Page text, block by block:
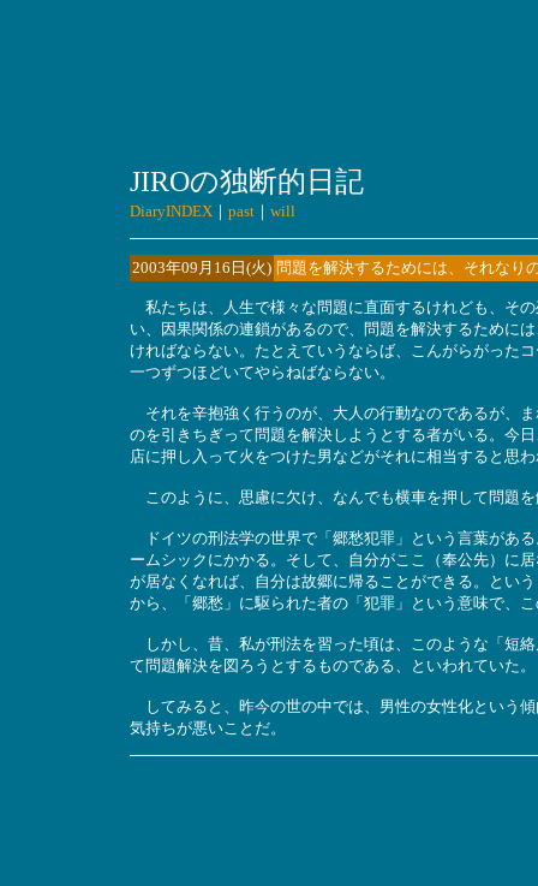
JIROの独断的日記
DiaryINDEX｜ past｜ will
2003年09月16日(火) 問題を解決するためには、それなり
私たちは、人生で様々な問題に直面するけれども、そ
い、因果関係の連鎖があるので、問題を解決するために
ければならない。たとえていうならば、こんがらがった
一つずつほどいてやらねばならない。
それを辛抱強く行うのが、大人の行動なのであるが、
のを引きちぎって問題を解決しようとする者がいる。今
店に押し入って火をつけた男などがそれに相当すると思
このように、思慮に欠け、なんでも横車を押して問題
ドイツの刑法学の世界で「郷愁犯罪」という言葉があ
ームシックにかかる。そして、自分がここ（奉公先）に
が居なくなれば、自分は故郷に帰ることができる。とい
から、「郷愁」に駆られた者の「犯罪」という意味で、
しかし、昔、私が刑法を習った頃は、このような「短
て問題解決を図ろうとするものである、といわれていた。
してみると、昨今の世の中では、男性の女性化という
気持ちが悪いことだ。